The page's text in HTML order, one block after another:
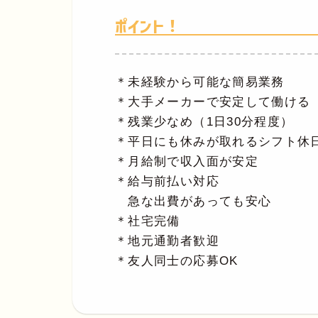
ポイント！
＊未経験から可能な簡易業務
＊大手メーカーで安定して働ける
＊残業少なめ（1日30分程度）
＊平日にも休みが取れるシフト休
＊月給制で収入面が安定
＊給与前払い対応
急な出費があっても安心
＊社宅完備
＊地元通勤者歓迎
＊友人同士の応募OK